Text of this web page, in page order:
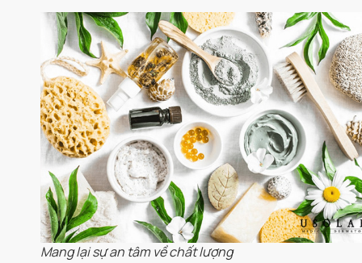
Mang lại sự an tâm về chất lượng